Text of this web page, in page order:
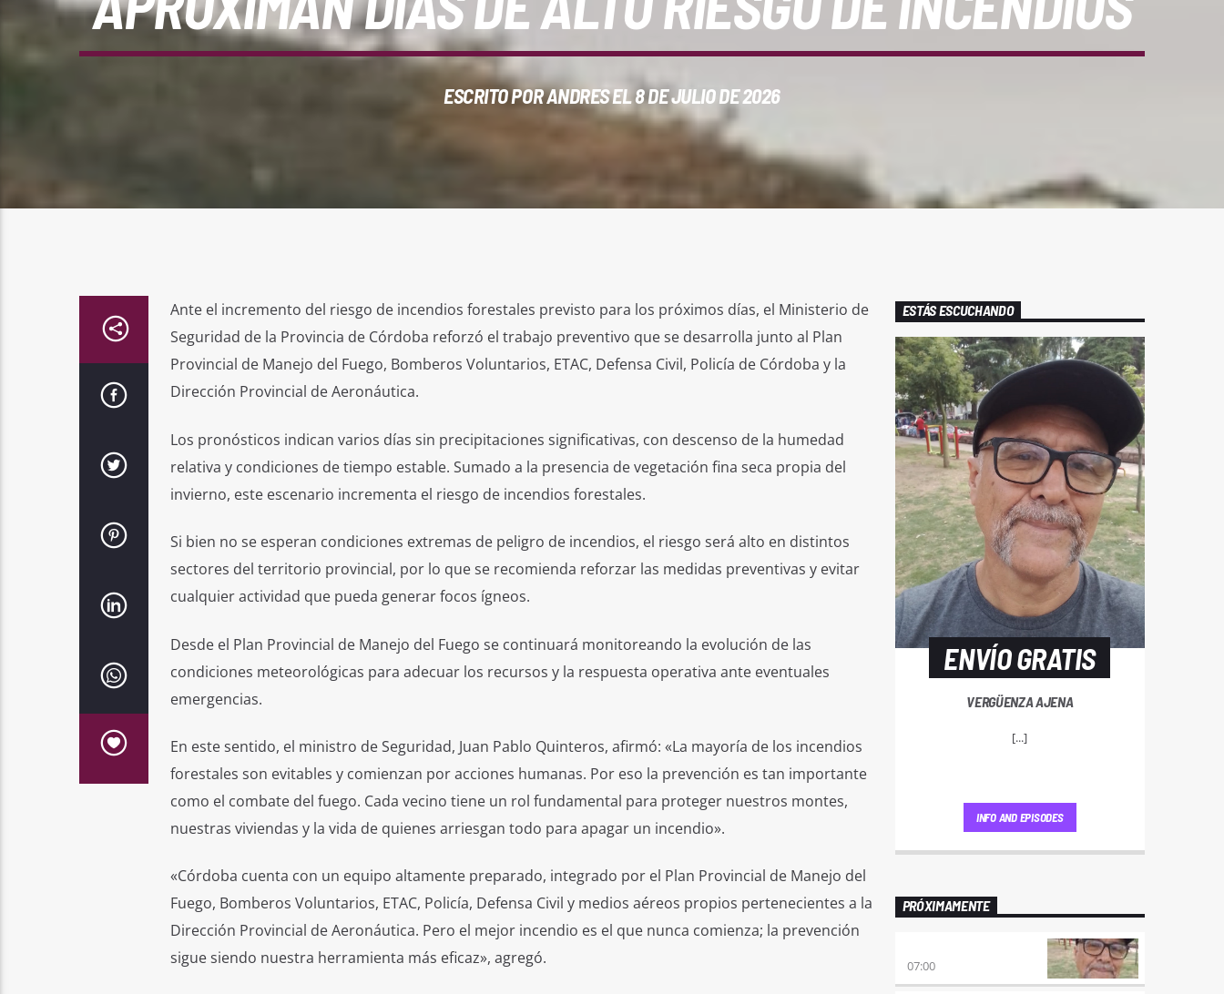
ESCRITO PORANDRESEL 8 DE JULIO DE 2026
Ante el incremento del riesgo de incendios forestales previsto para los próximos días, el Ministerio de
Seguridad de la Provincia de Córdoba reforzó el trabajo preventivo que se desarrolla junto al Plan
Provincial de Manejo del Fuego, Bomberos Voluntarios, ETAC, Defensa Civil, Policía de Córdoba y la
Dirección Provincial de Aeronáutica.
Los pronósticos indican varios días sin precipitaciones significativas, con descenso de la humedad
relativa y condiciones de tiempo estable. Sumado a la presencia de vegetación fina seca propia del
invierno, este escenario incrementa el riesgo de incendios forestales.
Si bien no se esperan condiciones extremas de peligro de incendios, el riesgo será alto en distintos
sectores del territorio provincial, por lo que se recomienda reforzar las medidas preventivas y evitar
cualquier actividad que pueda generar focos ígneos.
Desde el Plan Provincial de Manejo del Fuego se continuará monitoreando la evolución de las
condiciones meteorológicas para adecuar los recursos y la respuesta operativa ante eventuales
emergencias.
En este sentido, el ministro de Seguridad, Juan Pablo Quinteros, afirmó: «La mayoría de los incendios
forestales son evitables y comienzan por acciones humanas. Por eso la prevención es tan importante
como el combate del fuego. Cada vecino tiene un rol fundamental para proteger nuestros montes,
nuestras viviendas y la vida de quienes arriesgan todo para apagar un incendio».
«Córdoba cuenta con un equipo altamente preparado, integrado por el Plan Provincial de Manejo del
Fuego, Bomberos Voluntarios, ETAC, Policía, Defensa Civil y medios aéreos propios pertenecientes a la
Dirección Provincial de Aeronáutica. Pero el mejor incendio es el que nunca comienza; la prevención
sigue siendo nuestra herramienta más eficaz», agregó.
ESTÁS ESCUCHANDO
ENVÍO GRATIS
VERGÜENZA AJENA
[...]
INFO AND EPISODES
PRÓXIMAMENTE
07:00